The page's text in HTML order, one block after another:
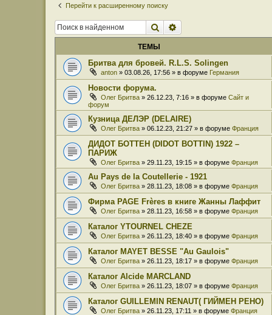
Перейти к расширенному поиску
Поиск
ТЕМЫ
Бритва для бровей. R.L.S. Solingen
anton » 03.08.26, 17:56 » в форуме Германия
Новости форума.
Олег Бритва » 26.12.23, 7:16 » в форуме Сайт и
форум
Кузница ДЕЛЭР (DELAIRE)
Олег Бритва » 06.12.23, 21:27 » в форуме Франция
ДИДОТ БОТТЕН (DIDOT BOTTIN) 1922 –
ПАРИЖ
Олег Бритва » 29.11.23, 19:15 » в форуме Франция
Au Pays de la Coutellerie - 1921
Олег Бритва » 28.11.23, 18:08 » в форуме Франция
Фирма PAGE Frères в книге Жанны Лаффит
Олег Бритва » 28.11.23, 16:58 » в форуме Франция
Каталог YTOURNEL CHEZE
Олег Бритва » 26.11.23, 18:40 » в форуме Франция
Каталог MAYET BESSE "Au Gaulois"
Олег Бритва » 26.11.23, 18:17 » в форуме Франция
Каталог Alcide MARCLAND
Олег Бритва » 26.11.23, 18:07 » в форуме Франция
Каталог GUILLEMIN RENAUT( ГИЙМЕН РЕНО)
Олег Бритва » 26.11.23, 17:11 » в форуме Франция